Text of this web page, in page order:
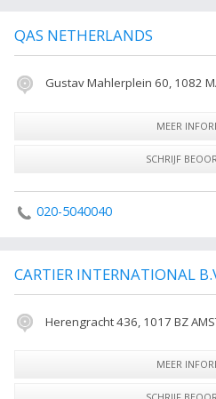
QAS NETHERLANDS
Gustav Mahlerplein 60, 1082
MEER
SCHRIJF
020-5040040
CARTIER INTERNATIONAL
Herengracht 436, 1017 BZ
MEER